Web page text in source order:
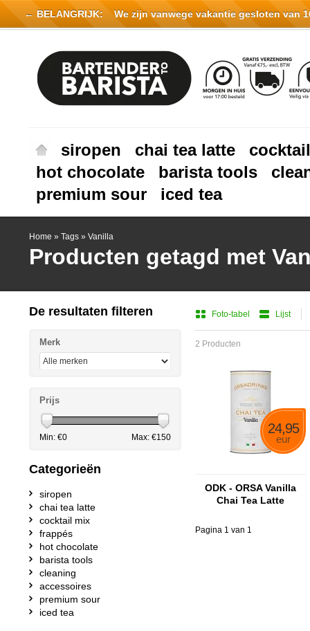
siropen chai tea latte
hot chocolate
barista tools
premium sour
iced tea
Home » Tags » Vanilla
Producten getagd met
Foto-tabel Lijst
2 Producten
24,95
eur
ODK - ORSA Vanilla
Chai Tea Latte
Pagina 1 van 1
De resultaten filteren
Merk
Prijs
Min: €0 Max: €150
Categorieën
siropen
chai tea latte
cocktail mix
frappés
hot chocolate
barista tools
cleaning
accessoires
premium sour
iced tea
← BELANGRIJK: We zijn vanwege vakantie gesloten van